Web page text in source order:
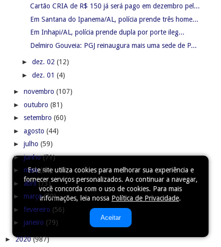
Este site utiliza cookies para melhorar sua experiência e
fornecer serviços personalizados. Ao continuar a navegar,
você concorda com o uso de cookies. Para mais
informações, leia nossa Política de Privacidade.
Aceitar
Cartão CRIA de R$ 150 já será pago em dezembro pel...
Em Santana do Ipanema/AL, polícia prende três home...
Em Inhapi/AL, polícia prende dupla por porte ileg...
Delmiro Gouveia: PGJ reinaugura mais uma sede de P...
► dez. 02 (12)
► dez. 01 (4)
► novembro (107)
► outubro (81)
► setembro (60)
► agosto (44)
► julho (59)
►junho(71)
► maio(66)
► abril(73)
► março(70)
► fevereiro (56)
► janeiro (79)
►2020(987)